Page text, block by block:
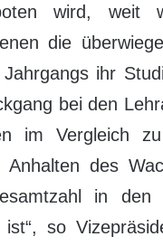
wird, weit
die
ihr
bei den
im Vergleich
Anhalten des
in
ist“, so